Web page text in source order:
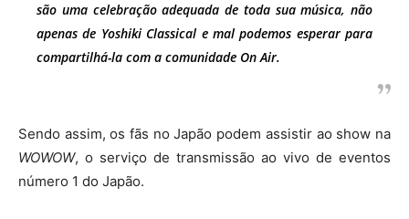
são uma celebração adequada de toda sua música, não
apenas de Yoshiki Classical e mal podemos esperar para
compartilhá-la com a comunidade On Air.
Sendo assim, os fãs no Japão podem assistir ao show na
WOWOW, o serviço de transmissão ao vivo de eventos
número 1 do Japão.